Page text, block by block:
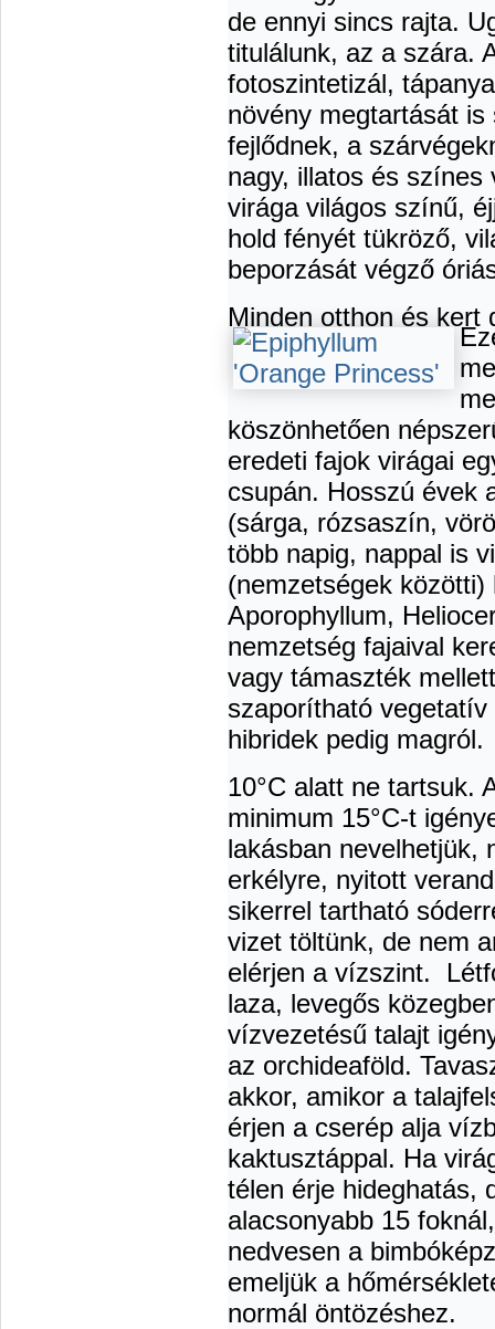
de ennyi sincs rajta.
titulálunk, az a szára.
fotoszintetizál,
növény megtartását
fejlődnek, a
nagy, illatos és színes
virága világos színű,
hold fényét tükröző,
beporzását végző
Minden otthon és kert
köszönhetően
eredeti fajok virágai
csupán. Hosszú évek
(sárga, rózsaszín,
több napig, nappal is
(nemzetségek
Aporophyllum,
nemzetség fajaival
vagy támaszték
szaporítható
hibridek pedig magról.
10°C alatt ne tartsuk.
minimum 15°C-t
lakásban nevelhetjük,
erkélyre, nyitott
sikerrel tartható
vizet töltünk, de nem
elérjen a vízszint.
laza, levegős
vízvezetésű talajt
az orchideaföld.
akkor, amikor a
érjen a cserép alja
kaktusztáppal. Ha
télen érje hideghatás,
alacsonyabb 15
nedvesen a
emeljük a
normál öntözéshez.